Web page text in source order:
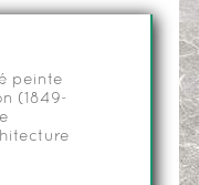
peinte
(1849-